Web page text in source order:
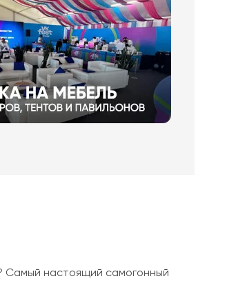
Самый настоящий самогонный